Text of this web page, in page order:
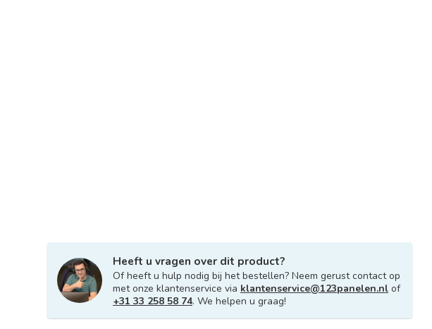
Heeft u vragen over dit product?
Of heeft u hulp nodig bij het bestellen? Neem gerust contact op
met onze klantenservice via klantenservice@123panelen.nl of
+31 33 258 58 74. We helpen u graag!